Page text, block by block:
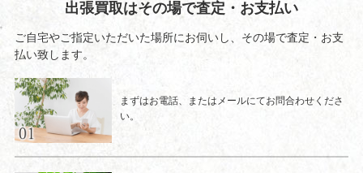
出張買取はその場で査定・お支払い
ご自宅やご指定いただいた場所にお伺いし、その場で査定・お支
払い致します。
まずはお電話、またはメールにてお問合わせくださ
い。